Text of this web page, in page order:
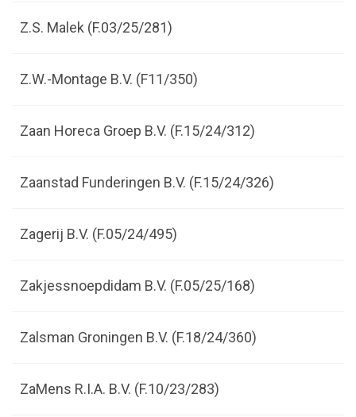
Z.S. Malek (F.03/25/281)
Z.W.-Montage B.V. (F11/350)
Zaan Horeca Groep B.V. (F.15/24/312)
Zaanstad Funderingen B.V. (F.15/24/326)
Zagerij B.V. (F.05/24/495)
Zakjessnoepdidam B.V. (F.05/25/168)
Zalsman Groningen B.V. (F.18/24/360)
ZaMens R.I.A. B.V. (F.10/23/283)